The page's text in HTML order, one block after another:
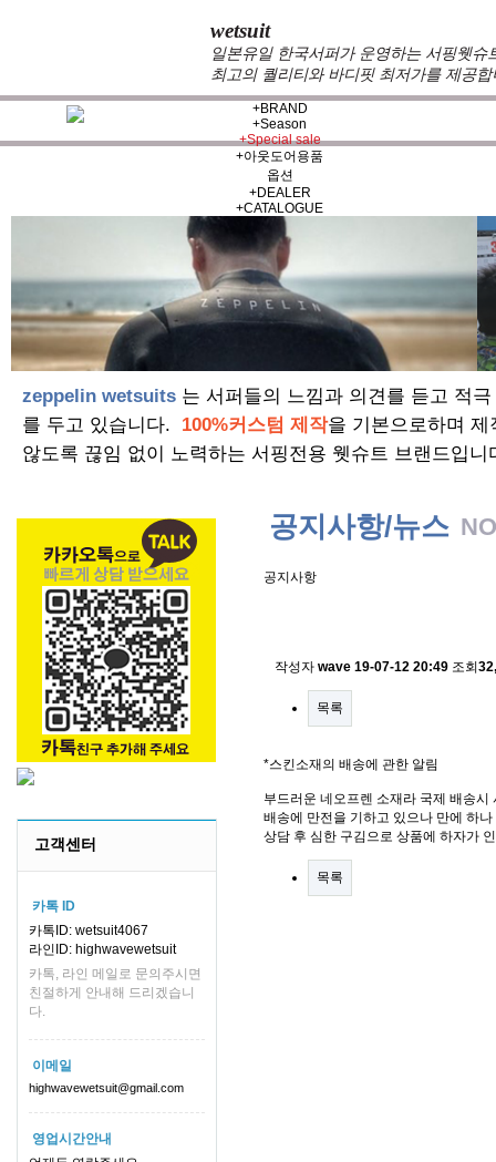
wetsuit
일본유일 한국서퍼가 운영하는 서핑웻
최고의 퀄리티와 바디핏 최저가를 제공합
+BRAND
+Season
+Special sale
+아웃도어용품
옵션
+DEALER
+CATALOGUE
zeppelin wetsuits 는 서퍼들의 느낌과 의견를 듣고 적
를 두고 있습니다. 100%커스텀 제작을 기본으로하며
않도록 끊임 없이 노력하는 서핑전용 웻슈트 브랜드입니
고객센터
카톡 ID
카톡ID: wetsuit4067
라인ID: highwavewetsuit
카톡, 라인 메일로 문의주시면
친절하게 안내해 드리겠습니
다.
이메일
highwavewetsuit@gmail.com
영업시간안내
공지사항/뉴스
공지사항
작성자 wave 19-07-12 20:49 조회
목록
*스킨소재의 배송에 관한 알림
부드러운 네오프렌 소재라 국제 배송
배송에 만전을 기하고 있으나 만에 하
상담 후 심한 구김으로 상품에 하자가
목록